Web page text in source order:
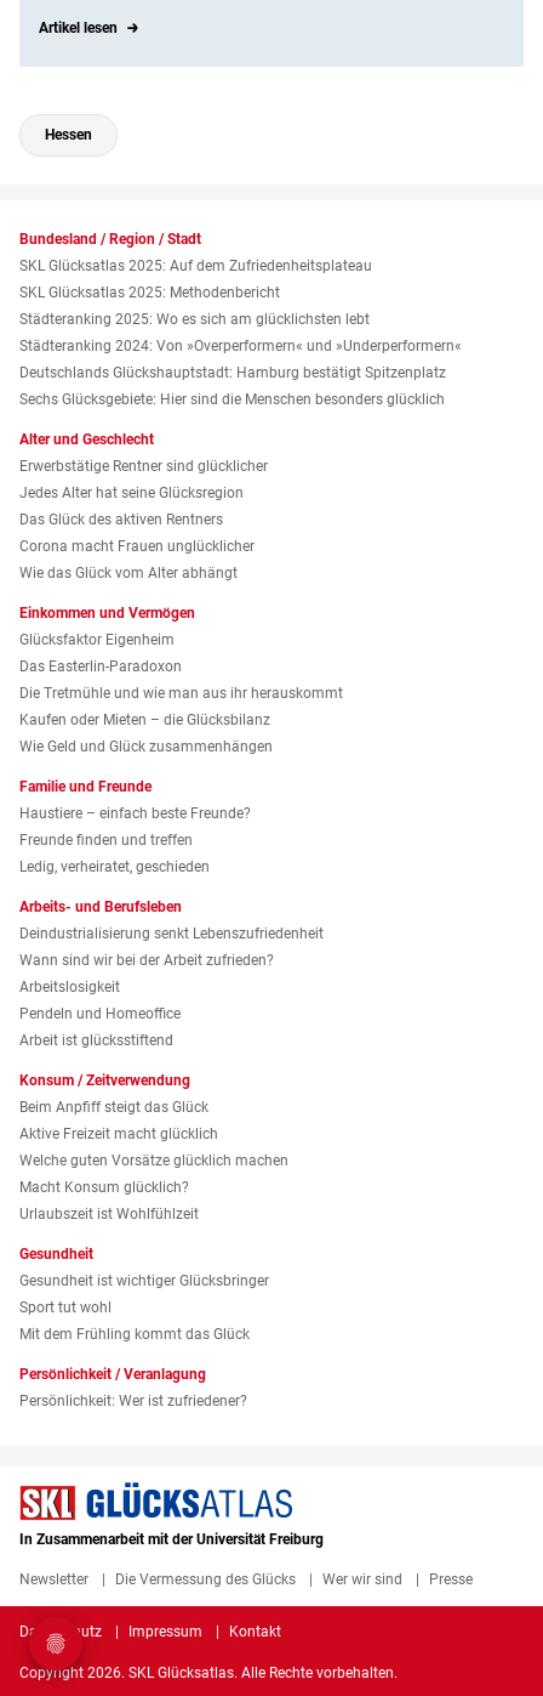
Artikel lesen
Hessen
Bundesland / Region / Stadt
SKL Glücksatlas 2025: Auf dem Zufriedenheitsplateau
SKL Glücksatlas 2025: Methodenbericht
Städteranking 2025: Wo es sich am glücklichsten lebt
Städteranking 2024: Von »Over­performern« und »Under­performern«
Deutschlands Glückshauptstadt: Hamburg bestätigt Spitzenplatz
Sechs Glücksgebiete: Hier sind die Menschen besonders glücklich
Alter und Geschlecht
Erwerbstätige Rentner sind glücklicher
Jedes Alter hat seine Glücksregion
Das Glück des aktiven Rentners
Corona macht Frauen unglücklicher
Wie das Glück vom Alter abhängt
Einkommen und Vermögen
Glücksfaktor Eigenheim
Das Easterlin-Paradoxon
Die Tretmühle und wie man aus ihr herauskommt
Kaufen oder Mieten – die Glücksbilanz
Wie Geld und Glück zusammenhängen
Familie und Freunde
Haustiere – einfach beste Freunde?
Freunde finden und treffen
Ledig, verheiratet, geschieden
Arbeits- und Berufsleben
Deindustrialisierung senkt Lebenszufriedenheit
Wann sind wir bei der Arbeit zufrieden?
Arbeitslosigkeit
Pendeln und Homeoffice
Arbeit ist glücksstiftend
Konsum / Zeitverwendung
Beim Anpfiff steigt das Glück
Aktive Freizeit macht glücklich
Welche guten Vorsätze glücklich machen
Macht Konsum glücklich?
Urlaubszeit ist Wohlfühlzeit
Gesundheit
Gesundheit ist wichtiger Glücksbringer
Sport tut wohl
Mit dem Frühling kommt das Glück
Persönlichkeit / Veranlagung
Persönlichkeit: Wer ist zufriedener?
In Zusammenarbeit mit der Universität Freiburg
Newsletter Die Vermessung des Glücks Wer wir sind Presse
Datenschutz Impressum Kontakt
Copyright 2026. SKL Glücksatlas. Alle Rechte vorbehalten.